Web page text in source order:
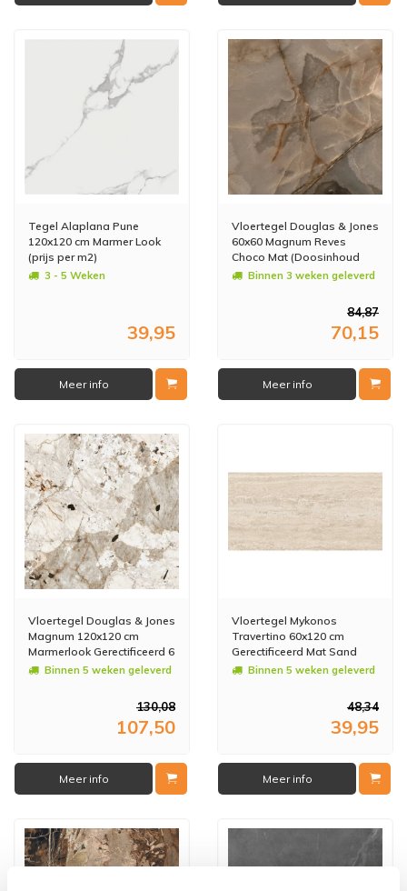
Tegel Alaplana Pune
120x120 cm Marmer Look
(prijs per m2)
3 - 5 Weken
39,95
Meer info
Vloertegel Douglas & Jones
60x60 Magnum Reves
Choco Mat (Doosinhoud
1.08 m2)
Binnen 3 weken geleverd
84,87
70,15
Meer info
Vloertegel Douglas & Jones
Magnum 120x120 cm
Marmerlook Gerectificeerd 6
mm Gepolijst Tundra (prijs
Binnen 5 weken geleverd
130,08
107,50
Meer info
Vloertegel Mykonos
Travertino 60x120 cm
Gerectificeerd Mat Sand
(Prijs Per m2)
Binnen 5 weken geleverd
48,34
39,95
Meer info